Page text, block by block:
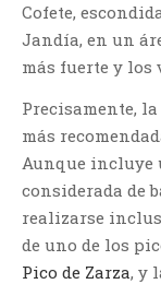
Cofete,
Jandía, en un
más fuerte y los
Precisamente,
más
Aunque incluye
considerada de
realizarse
de uno de los
Pico de Zarza, y